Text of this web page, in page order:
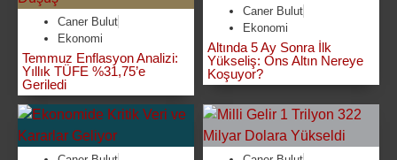
Caner Bulut
Ekonomi
Temmuz Enflasyon Analizi:
Yıllık TÜFE %31,75’e
Geriledi
Caner Bulut
Ekonomi
Altında 5 Ay Sonra İlk
Yükseliş: Ons Altın Nereye
Koşuyor?